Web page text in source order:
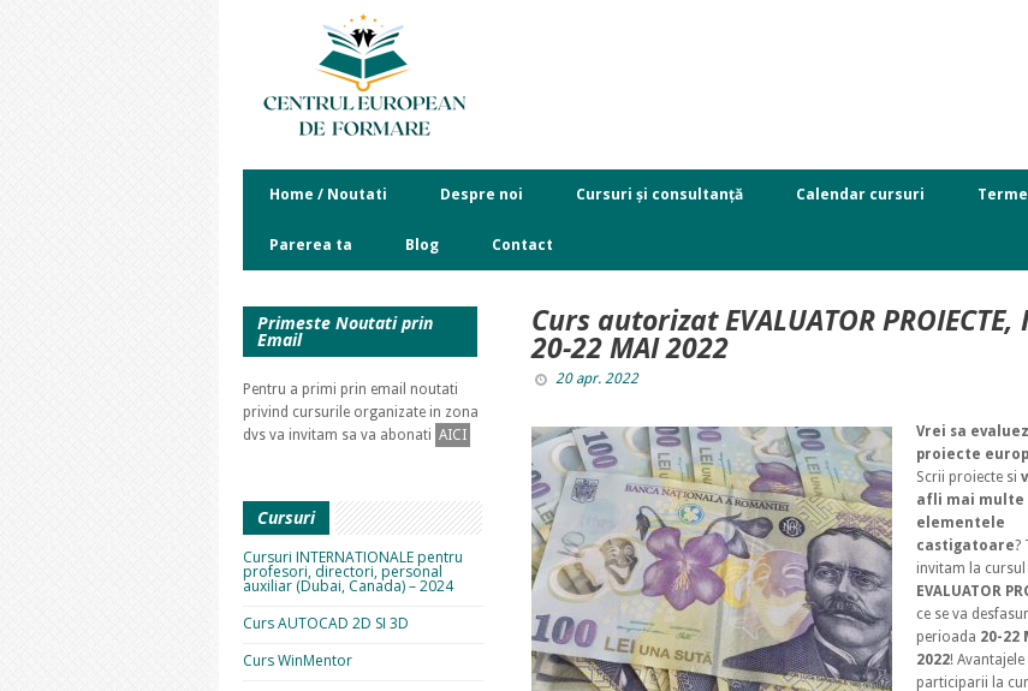
Home / Noutati Despre noi Cursuri și consultanță Calendar cursuri
Parerea ta Blog Contact
Curs autorizat EVALUATOR PROIECTE,
20-22 MAI 2022
20 apr. 2022
Vrei sa
proiecte
Scrii proiecte si
afli mai multe
elementele
castigatoare?
invitam la cursul
EVALUATOR
ce se va
perioada 20-22
2022! Avantajele
participarii la
Primeste Noutati prin
Email
Pentru a primi prin email noutati
privind cursurile organizate in zona
dvs va invitam sa va abonati AICI
Cursuri
Cursuri INTERNATIONALE pentru
profesori, directori, personal
auxiliar (Dubai, Canada) – 2024
Curs AUTOCAD 2D SI 3D
Curs WinMentor